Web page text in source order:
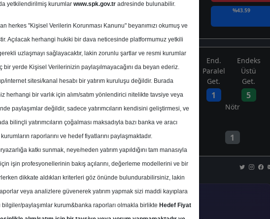
Potansiyeli
%43.59
Kurum Sayısı
19
9 1
End.
Paralel
Get.
1
Endeks
Üstü
Get.
5
Tavsiye Yok Nötr
1
Cuma, 26 Haziran 2026
THYAO Hedef Fiyat
yetkilendirilmiş kurumlar www.spk.gov.tradresinde bulunabilir.
herkes "Kişisel Verilerin Korunması Kanunu" beyanımızı okumuş ve
Açılacak herhangi hukiki bir dava neticesinde platformumuz yetkili
uzlaşmayı sağlayacaktır, lakin zorunlu şartlar ve resmi kurumlar
bir yerde Kişisel Verilerinizin paylaşılmayacağını da beyan ederiz.
internet sitesi/kanal hesabı bir yatırım kuruluşu değildir. Burada
herhangi bir varlık için alım/satım yönlendirici nitelikte tavsiye veya
paylaşımlar değildir, sadece yatırımcıların kendisini geliştirmesi, ve
bilinçli yatırımcıların çoğalması maksadıyla bazı banka ve aracı
kurumların raporlarını ve hedef fiyatlarını paylaşmaktadır.
katkı sunmak, neye/neden yatırım yapıldığını tam manasıyla
işin profesyonellerinin bakış açılarını, değerleme modellerini ve bir
dikkate aldıkları kriterleri göz önünde bulundurabilirsiniz, lakin
veya analizlere güvenerek yatırım yapmak sizi maddi kayıplara
bilgiler/paylaşımlar kurum&banka raporları olmakla birlikte Hedef Fiyat